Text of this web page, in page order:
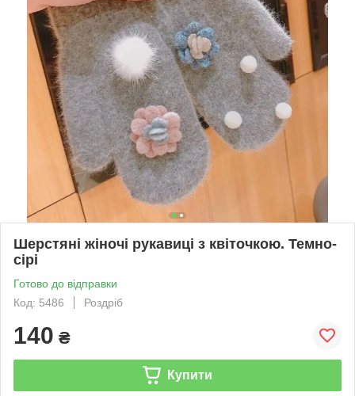
Шерстяні жіночі рукавиці з квіточкою. Темно-
сірі
Готово до відправки
Код: 5486
Роздріб
140 ₴
Купити